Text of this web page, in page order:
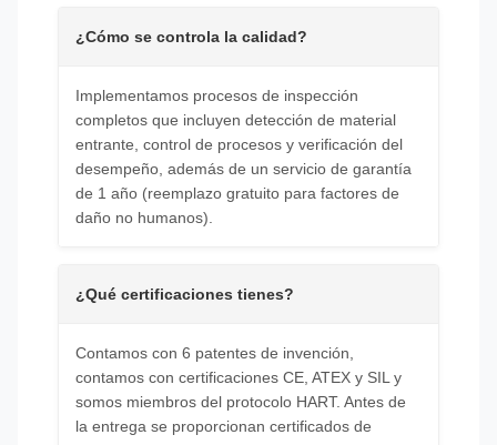
¿Cómo se controla la calidad?
Implementamos procesos de inspección
completos que incluyen detección de material
entrante, control de procesos y verificación del
desempeño, además de un servicio de garantía
de 1 año (reemplazo gratuito para factores de
daño no humanos).
¿Qué certificaciones tienes?
Contamos con 6 patentes de invención,
contamos con certificaciones CE, ATEX y SIL y
somos miembros del protocolo HART. Antes de
la entrega se proporcionan certificados de